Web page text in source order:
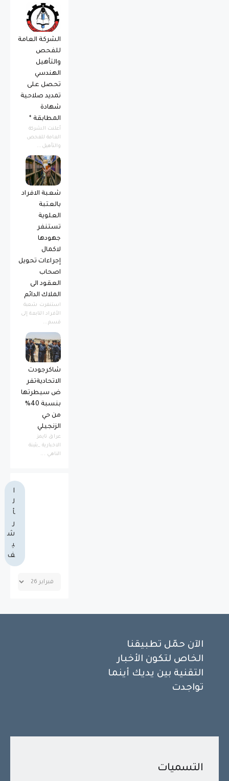
الشركة العامة
للفحص
والتأهيل
الهندسي
تحصل على
تمديد صلاحية
شهادة
المطابقة *
أعلنت الشركة
العامة للفحص
والتأهيل...
شعبة الافراد
بالعتبة
العلوية
تستنفر
جهودها
لاكمال
إجراءات تحويل
اصحاب
العقود الى
الملاك الدائم
استنفرت شعبة
الأفراد التابعة إلى
قسم...
شاكرجودت
الاتحاديةتفر
ض سيطرتها
بنسبة 40%
من حي
الزنجيلي
عراق تايمز
الاخبارية _بثينة
الناهي ...
ا
ل
أ
ر
ش
ي
ف
الآن حمّل تطبيقنا
الخاص لتكون الأخبار
التقنية بين يديك أينما
تواجدت
التسميات